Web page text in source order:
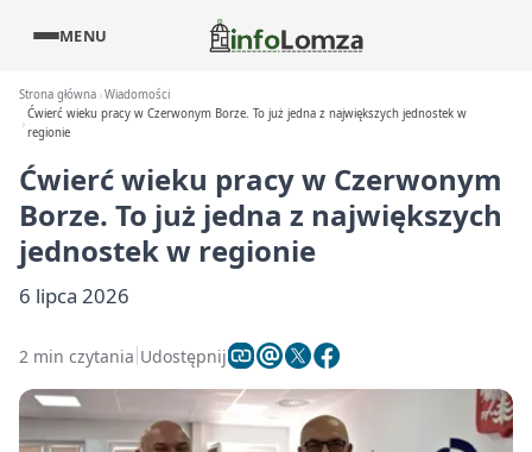
MENU
Strona główna Wiadomości
Ćwierć wieku pracy w Czerwonym Borze. To już jedna z największych jednostek w
regionie
Ćwierć wieku pracy w Czerwonym
Borze. To już jedna z największych
jednostek w regionie
6 lipca 2026
2 min czytania Udostępnij